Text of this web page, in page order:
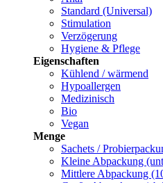
Standard (Universal)
Stimulation
Verzögerung
Hygiene & Pflege
Eigenschaften
Kühlend / wärmend
Hypoallergen
Medizinisch
Bio
Vegan
Menge
Sachets /
Kleine Abpackung
Mittlere Abpackung